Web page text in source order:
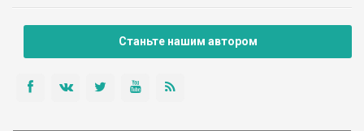
Станьте нашим автором